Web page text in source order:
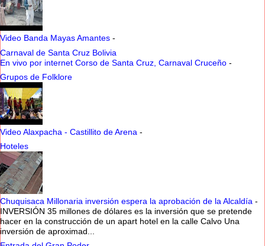
Video Banda Mayas Amantes -
Carnaval de Santa Cruz Bolivia
En vivo por internet Corso de Santa Cruz, Carnaval Cruceño -
Grupos de Folklore
Video Alaxpacha - Castillito de Arena -
Hoteles
Chuquisaca Millonaria inversión espera la aprobación de la Alcaldía -
INVERSIÓN 35 millones de dólares es la inversión que se pretende
hacer en la construcción de un apart hotel en la calle Calvo Una
inversión de aproximad...